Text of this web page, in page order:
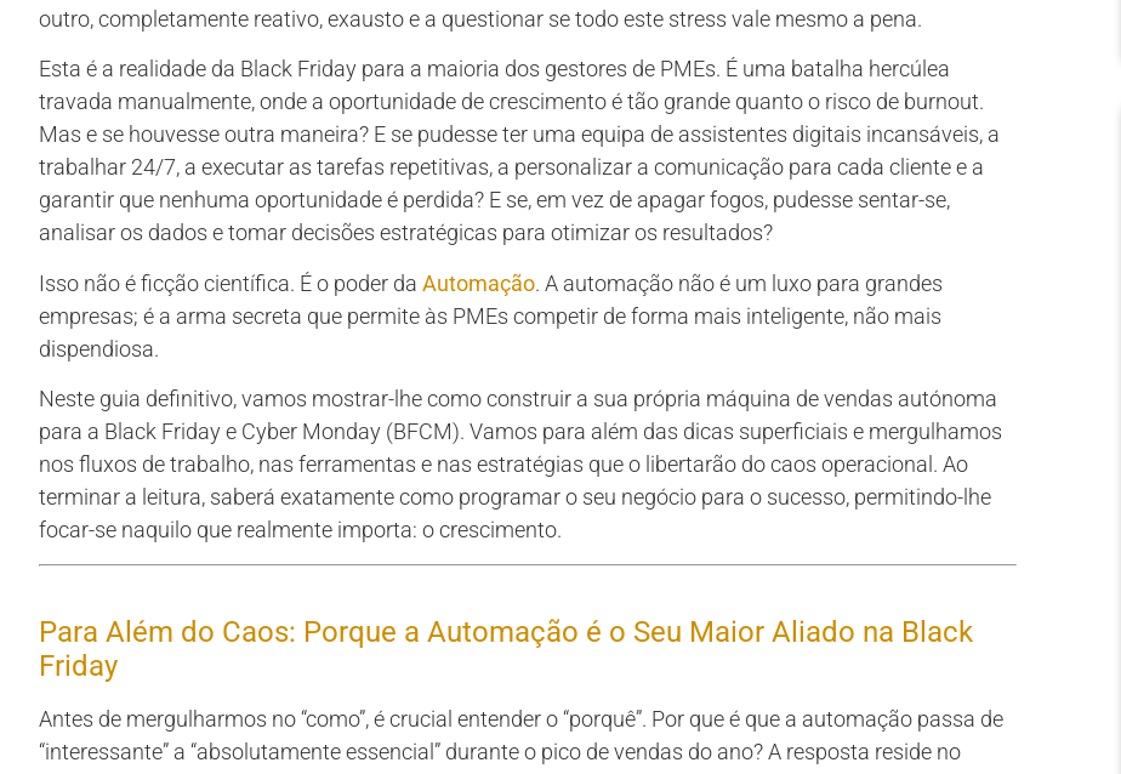
outro, completamente reativo, exausto e a questionar se todo este stress vale mesmo a pena.
Esta é a realidade da Black Friday para a maioria dos gestores de PMEs. É uma batalha hercúlea
travada manualmente, onde a oportunidade de crescimento é tão grande quanto o risco de burnout.
Mas e se houvesse outra maneira? E se pudesse ter uma equipa de assistentes digitais incansáveis, a
trabalhar 24/7, a executar as tarefas repetitivas, a personalizar a comunicação para cada cliente e a
garantir que nenhuma oportunidade é perdida? E se, em vez de apagar fogos, pudesse sentar-se,
analisar os dados e tomar decisões estratégicas para otimizar os resultados?
Isso não é ficção científica. É o poder da Automação. A automação não é um luxo para grandes
empresas; é a arma secreta que permite às PMEs competir de forma mais inteligente, não mais
dispendiosa.
Neste guia definitivo, vamos mostrar-lhe como construir a sua própria máquina de vendas autónoma
para a Black Friday e Cyber Monday (BFCM). Vamos para além das dicas superficiais e mergulhamos
nos fluxos de trabalho, nas ferramentas e nas estratégias que o libertarão do caos operacional. Ao
terminar a leitura, saberá exatamente como programar o seu negócio para o sucesso, permitindo-lhe
focar-se naquilo que realmente importa: o crescimento.
Para Além do Caos: Porque a Automação é o Seu Maior Aliado na Black
Friday
Antes de mergulharmos no “como”, é crucial entender o “porquê”. Por que é que a automação passa de
“interessante” a “absolutamente essencial” durante o pico de vendas do ano? A resposta reside no